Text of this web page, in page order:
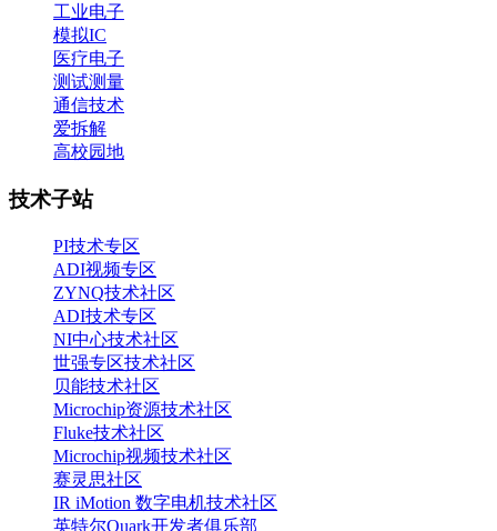
工业电子
模拟IC
医疗电子
测试测量
通信技术
爱拆解
高校园地
技术子站
PI技术专区
ADI视频专区
ZYNQ技术社区
ADI技术专区
NI中心技术社区
世强专区技术社区
贝能技术社区
Microchip资源技术社区
Fluke技术社区
Microchip视频技术社区
赛灵思社区
IR iMotion 数字电机技术社区
英特尔Quark开发者俱乐部